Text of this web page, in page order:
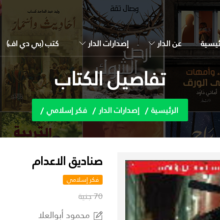
عن الدار إصدارات الدار كتب (بي دي اف)
تفاصيل الكتاب
الرئيسية إصدارات الدار فكر إسلامي
صناديق الاعدام
فكر إسلامي
70 جنية
محمود أبوالعلا